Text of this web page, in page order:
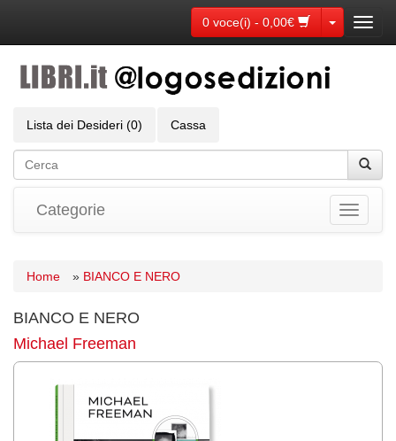
0 voce(i) - 0,00€ Toggle
Lista dei Desideri (0) Cassa
Toggle
Categorie
Home » BIANCO E NERO
BIANCO E NERO
Michael Freeman